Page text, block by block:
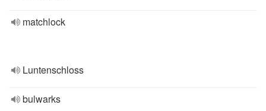
matchlock
Luntenschloss
bulwarks